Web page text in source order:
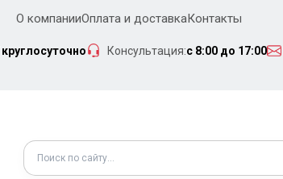
О компанииОплата и доставкаКонтакты
Консультация:с 8:00 до 17:00